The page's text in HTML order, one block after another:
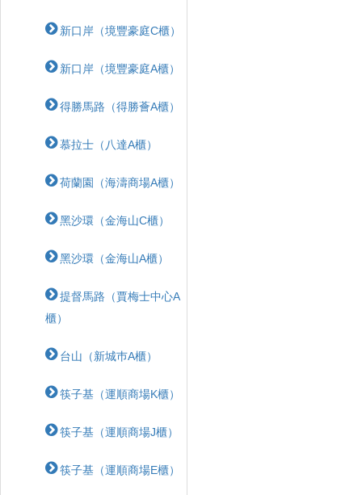
新口岸（境豐豪庭C櫃）
新口岸（境豐豪庭A櫃）
得勝馬路（得勝薈A櫃）
慕拉士（八達A櫃）
荷蘭園（海濤商場A櫃）
黑沙環（金海山C櫃）
黑沙環（金海山A櫃）
提督馬路（賈梅士中心A
櫃）
台山（新城巿A櫃）
筷子基（運順商場K櫃）
筷子基（運順商場J櫃）
筷子基（運順商場E櫃）